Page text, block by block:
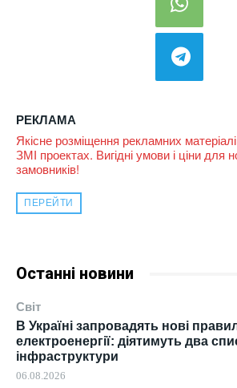
РЕКЛАМА
Якісне розміщення рекламних
ЗМІ проектах. Вигідні умови і ціни для
замовників!
ПЕРЕЙТИ
Останні новини
Світ
В Україні запровадять нові
електроенергії: діятимуть два
інфраструктури
06.08.2026